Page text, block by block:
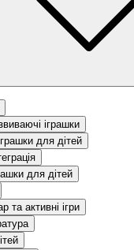
іграшки
для дітей
для дітей
та активні ігри